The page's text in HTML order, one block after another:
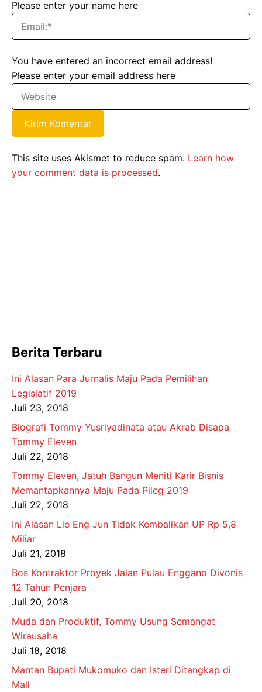
Please enter your name here
You have entered an incorrect email address!
Please enter your email address here
This site uses Akismet to reduce spam. Learn how
your comment data is processed.
Berita Terbaru
Ini Alasan Para Jurnalis Maju Pada Pemilihan
Legislatif 2019
Juli 23, 2018
Biografi Tommy Yusriyadinata atau Akrab Disapa
Tommy Eleven
Juli 22, 2018
Tommy Eleven, Jatuh Bangun Meniti Karir Bisnis
Memantapkannya Maju Pada Pileg 2019
Juli 22, 2018
Ini Alasan Lie Eng Jun Tidak Kembalikan UP Rp 5,8
Miliar
Juli 21, 2018
Bos Kontraktor Proyek Jalan Pulau Enggano Divonis
12 Tahun Penjara
Juli 20, 2018
Muda dan Produktif, Tommy Usung Semangat
Wirausaha
Juli 18, 2018
Mantan Bupati Mukomuko dan Isteri Ditangkap di
Mall